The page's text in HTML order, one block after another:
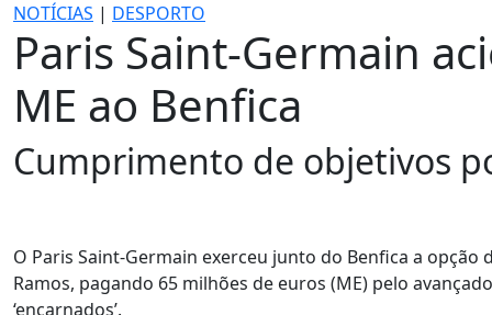
NOTÍCIAS | DESPORTO
Paris Saint-Germain
ME ao Benfica
Cumprimento de objetivos
O Paris Saint-Germain exerceu junto do Benfica a
Ramos, pagando 65 milhões de euros (ME) pelo
‘encarnados’.